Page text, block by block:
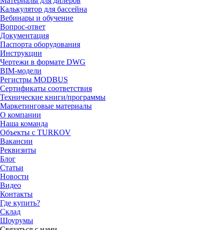
Калькулятор для бассейна
Вебинары и обучение
Вопрос-ответ
Документация
Паспорта оборудования
Инструкции
Чертежи в формате DWG
BIM-модели
Регистры MODBUS
Сертификаты соответствия
Технические книги/программы
Маркетинговые материалы
О компании
Наша команда
Объекты с TURKOV
Вакансии
Реквизиты
Блог
Статьи
Новости
Видео
Контакты
Где купить?
Склад
Шоурумы